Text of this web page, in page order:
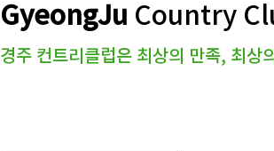
GyeongJu Country
경주 컨트리클럽은 최상의 만족, 최상